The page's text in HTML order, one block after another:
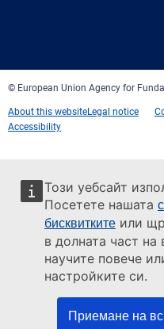
Този уебсайт
Посетете нашата
бисквитките или
в долната част на
научите повече
настройките си.
Приемане на
© European Union Agency for
About this websiteLegal notice
Accessibility